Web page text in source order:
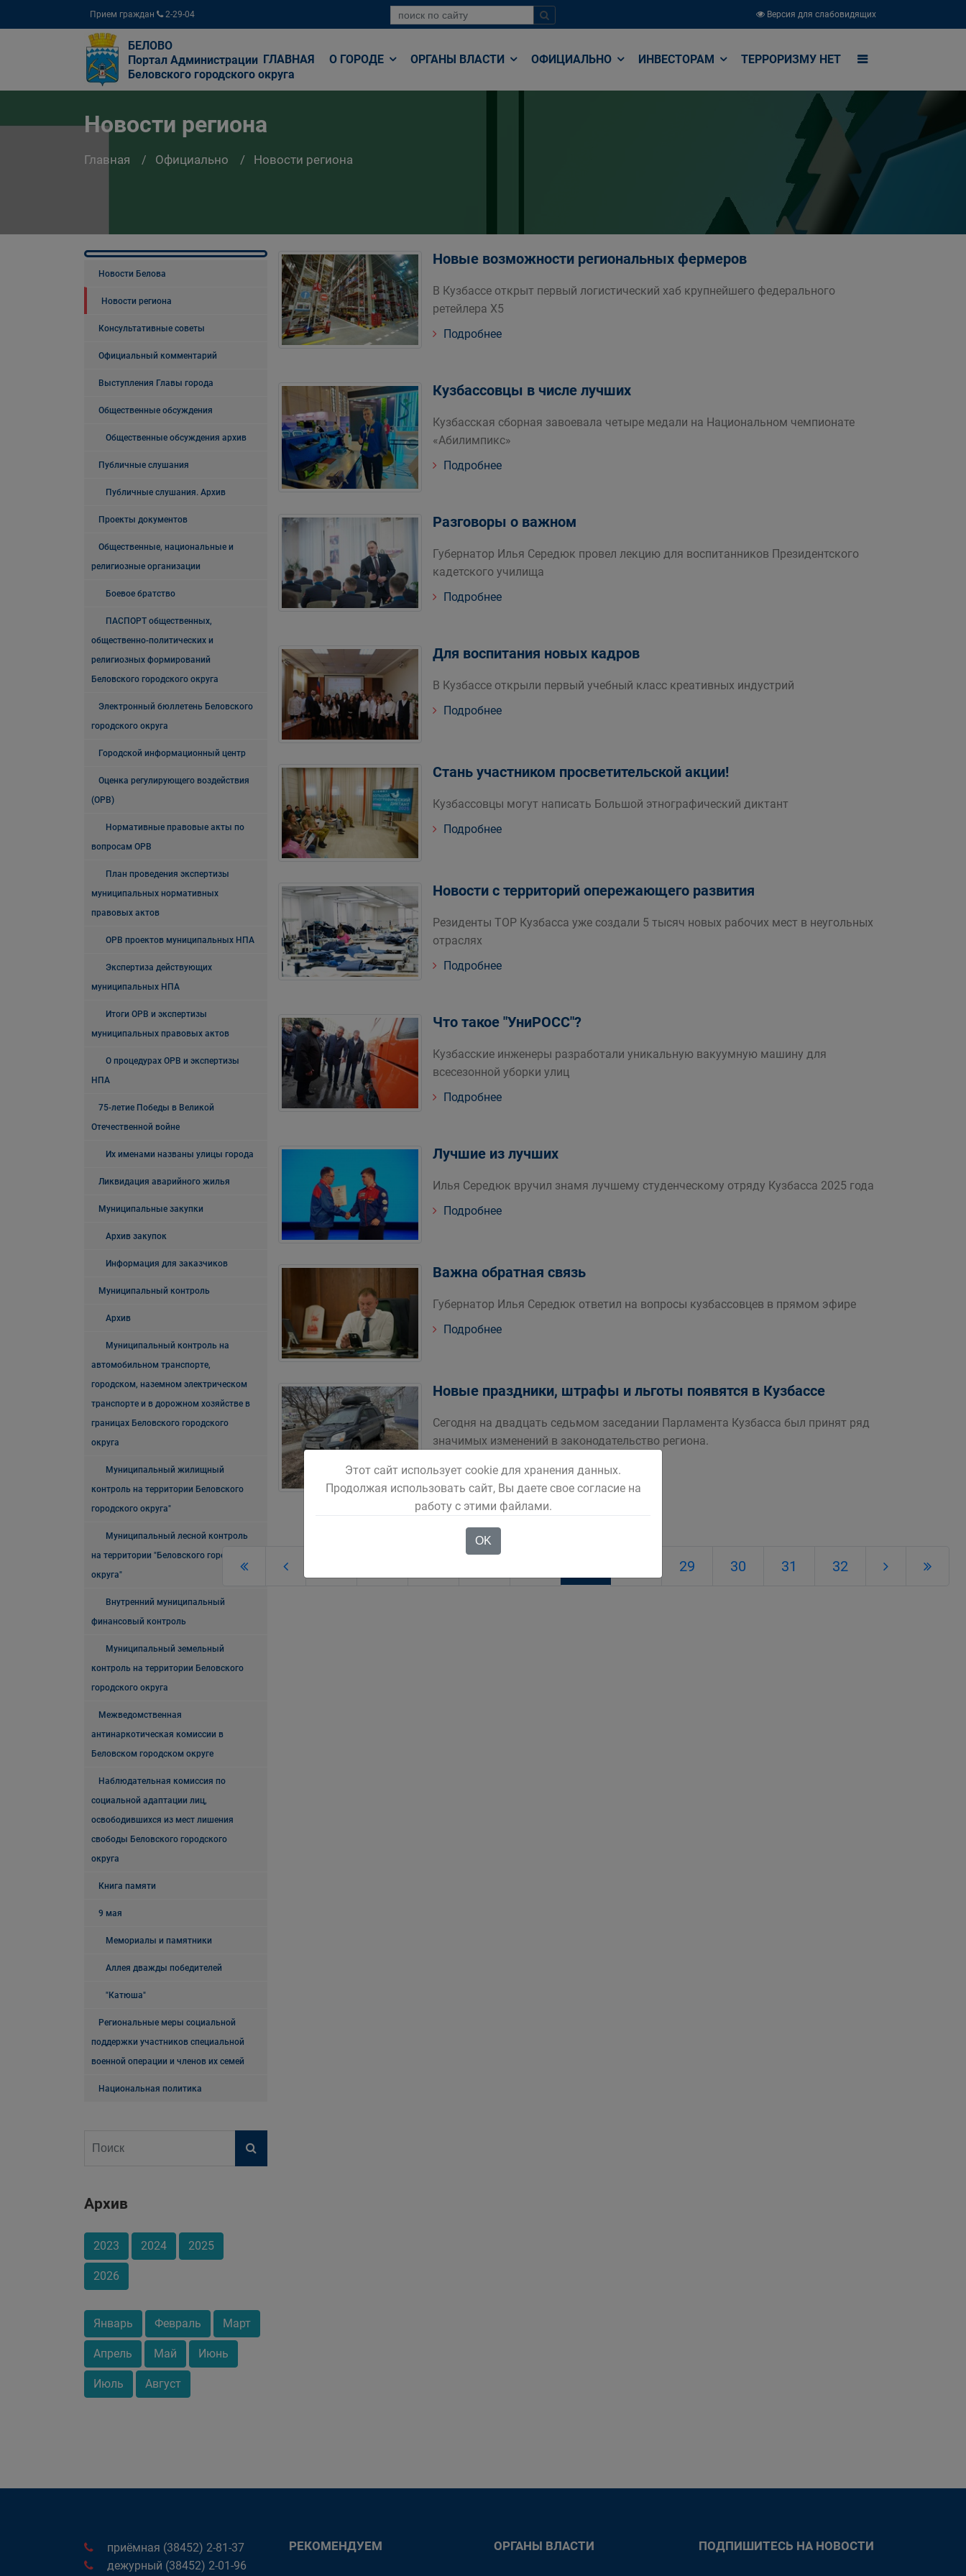
Прием граждан 2-29-04 Версия для слабовидящих
БЕЛОВО
Портал Администрации
Беловского городского округа
ГЛАВНАЯ О ГОРОДЕ ОРГАНЫ ВЛАСТИ ОФИЦИАЛЬНО ИНВЕСТОРАМ ТЕРРОРИЗМУ НЕТ
Новости региона
Главная Официально Новости региона
Новости Белова
Новости региона
Консультативные советы
Официальный комментарий
Выступления Главы города
Общественные обсуждения
Общественные обсуждения архив
Публичные слушания
Публичные слушания. Архив
Проекты документов
Общественные, национальные и
религиозные организации
Боевое братство
ПАСПОРТ общественных,
общественно-политических и
религиозных формирований
Беловского городского округа
Электронный бюллетень Беловского
городского округа
Городской информационный центр
Оценка регулирующего воздействия
(ОРВ)
Нормативные правовые акты по
вопросам ОРВ
План проведения экспертизы
муниципальных нормативных
правовых актов
ОРВ проектов муниципальных НПА
Экспертиза действующих
муниципальных НПА
Итоги ОРВ и экспертизы
муниципальных правовых актов
О процедурах ОРВ и экспертизы
НПА
75-летие Победы в Великой
Отечественной войне
Их именами названы улицы города
Ликвидация аварийного жилья
Муниципальные закупки
Архив закупок
Информация для заказчиков
Муниципальный контроль
Архив
Муниципальный контроль на
автомобильном транспорте,
городском, наземном электрическом
транспорте и в дорожном хозяйстве в
границах Беловского городского
округа
Муниципальный жилищный
контроль на территории Беловского
городского округа"
Муниципальный лесной контроль
на территории "Беловского городского
округа"
Внутренний муниципальный
финансовый контроль
Муниципальный земельный
контроль на территории Беловского
городского округа
Межведомственная
антинаркотическая комиссии в
Беловском городском округе
Наблюдательная комиссия по
социальной адаптации лиц,
освободившихся из мест лишения
свободы Беловского городского
округа
Книга памяти
9 мая
Мемориалы и памятники
Аллея дважды победителей
"Катюша"
Региональные меры социальной
поддержки участников специальной
военной операции и членов их семей
Национальная политика
Архив
2023 2024 2025
2026
Январь Февраль Март
Апрель Май Июнь
Июль Август
Новые возможности региональных фермеров
В Кузбассе открыт первый логистический хаб крупнейшего федерального
ретейлера Х5
Подробнее
Кузбассовцы в числе лучших
Кузбасская сборная завоевала четыре медали на Национальном чемпионате
«Абилимпикс»
Подробнее
Разговоры о важном
Губернатор Илья Середюк провел лекцию для воспитанников Президентского
кадетского училища
Подробнее
Для воспитания новых кадров
В Кузбассе открыли первый учебный класс креативных индустрий
Подробнее
Стань участником просветительской акции!
Кузбассовцы могут написать Большой этнографический диктант
Подробнее
Новости с территорий опережающего развития
Резиденты ТОР Кузбасса уже создали 5 тысяч новых рабочих мест в неугольных
отраслях
Подробнее
Что такое "УниРОСС"?
Кузбасские инженеры разработали уникальную вакуумную машину для
всесезонной уборки улиц
Подробнее
Лучшие из лучших
Илья Середюк вручил знамя лучшему студенческому отряду Кузбасса 2025 года
Подробнее
Важна обратная связь
Губернатор Илья Середюк ответил на вопросы кузбассовцев в прямом эфире
Подробнее
Новые праздники, штрафы и льготы появятся в Кузбассе
Сегодня на двадцать седьмом заседании Парламента Кузбасса был принят ряд
значимых изменений в законодательство региона.
Подробнее
29 30 31 32
приёмная (38452) 2-81-37
дежурный (38452) 2-01-96
РЕКОМЕНДУЕМ ОРГАНЫ ВЛАСТИ ПОДПИШИТЕСЬ НА НОВОСТИ
Этот сайт использует cookie для хранения данных.
Продолжая использовать сайт, Вы даете свое согласие на
работу с этими файлами.
OK